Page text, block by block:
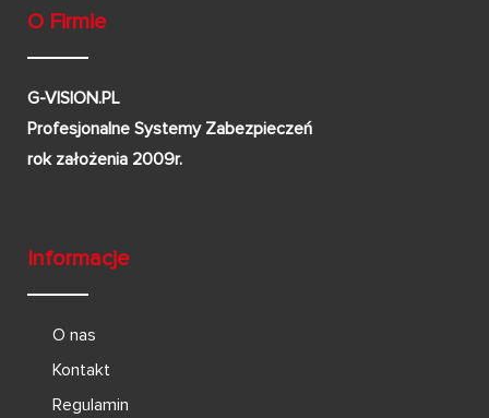
O Firmie
G-VISION.PL
Profesjonalne Systemy Zabezpieczeń
rok założenia 2009r.
Informacje
O nas
Kontakt
Regulamin